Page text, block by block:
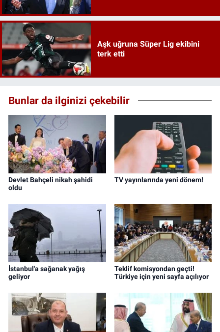
Aşk uğruna Süper Lig ekibini
terk etti
Bunlar da ilginizi çekebilir
Devlet Bahçeli nikah şahidi
oldu
TV yayınlarında yeni dönem!
İstanbul'a sağanak yağış
geliyor
Teklif komisyondan geçti!
Türkiye için yeni sayfa açılıyor